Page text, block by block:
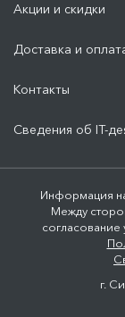
Акции и скидки
Доставка и
Контакты
Сведения об IT-
Информация
Между
согласование
г.